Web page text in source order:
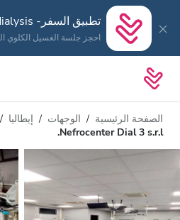
تطبيق السفر- bookdialysis
احجز جلسة الغسيل الكلوي
الصفحة الرئيسية الوجهات إيطاليا
Nefrocenter Dial 3 s.r.l.